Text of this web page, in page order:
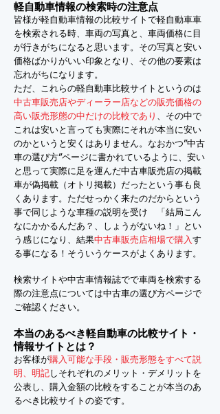
軽自動車情報の検索時の注意点
皆様が軽自動車情報の比較サイトで軽自動車車
を検索される時、車両の写真と、車両価格に目
が行きがちになると思います。その写真と安い
価格ばかりがいい印象となり、その他の要素は
忘れがちになります。
ただ、これらの軽自動車比較サイトというのは
中古車販売店やディーラー店などの販売価格の
高い販売形態の中だけの比較であり 、その中で
これは安いと言っても実際にそれが本当に安い
のかというと安くはありません。なおかつ”中古
車の選び方”ページに書かれているように、安い
と思って実際に足を運んだ中古車販売店の掲載
車が偽掲載（オトリ掲載）だったという事も良
くあります。ただせっかく来たのだからという
事で同じような車種の説明を受け 「結局こん
なにかかるんだあ？、しょうがないね！」とい
う感じになり、結果中古車販売店相場で購入す
る事になる！そういうケースがよくあります。
検索サイトや中古車情報誌でで車両を検索する
際の注意点については中古車の選び方ページで
ご確認ください。
本当のあるべき軽自動車の比較サイト・
情報サイトとは？
お客様が購入可能な手段・販売形態をすべて説
明、明記しそれぞれのメリット・デメリットを
公表し、購入金額の比較をすることが本当のあ
るべき比較サイトの姿です。